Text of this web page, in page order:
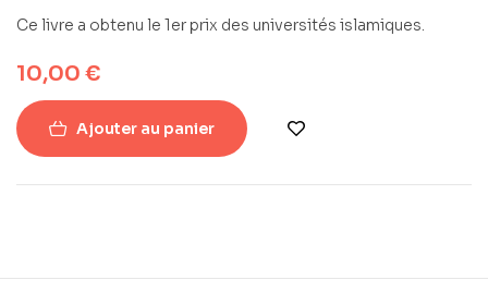
Ce livre a obtenu le 1er prix des universités islamiques.
10,00 €
Ajouter au panier